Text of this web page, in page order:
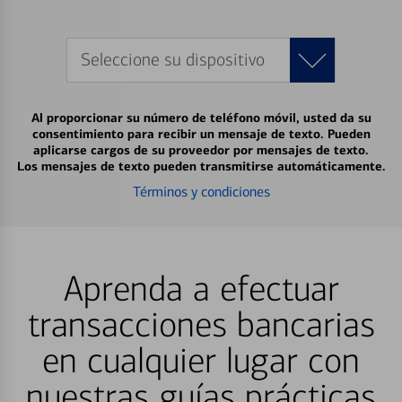
Seleccione su dispositivo
Al proporcionar su número de teléfono móvil, usted da su
consentimiento para recibir un mensaje de texto. Pueden
aplicarse cargos de su proveedor por mensajes de texto.
Los mensajes de texto pueden transmitirse automáticamente.
Términos y condiciones
Aprenda a efectuar
transacciones bancarias
en cualquier lugar con